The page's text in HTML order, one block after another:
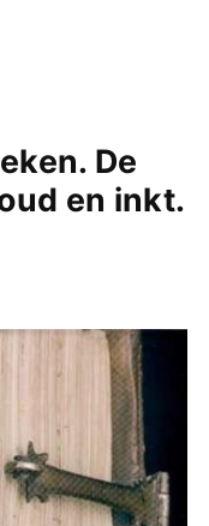
De
en inkt.